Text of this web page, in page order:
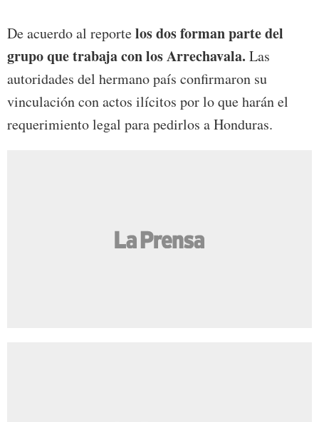
De acuerdo al reportelos dos forman parte del
grupo que trabaja con los Arrechavala. Las
autoridades del hermano país confirmaron su
vinculación con actos ilícitos por lo que harán el
requerimiento legal para pedirlos a Honduras.